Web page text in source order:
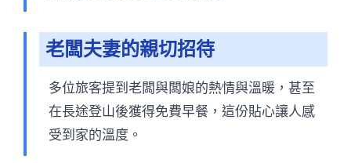
老闆夫妻的親切招待
多位旅客提到老闆與闆娘的熱情與溫暖，甚至
在長途登山後獲得免費早餐，這份貼心讓人感
受到家的溫度。